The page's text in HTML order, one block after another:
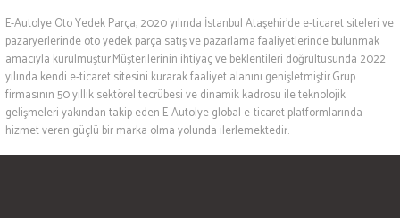
E-Autolye Oto Yedek Parça, 2020 yılında İstanbul Ataşehir’de e-ticaret siteleri ve
pazaryerlerinde oto yedek parça satış ve pazarlama faaliyetlerinde bulunmak
amacıyla kurulmuştur.Müşterilerinin ihtiyaç ve beklentileri doğrultusunda 2022
yılında kendi e-ticaret sitesini kurarak faaliyet alanını genişletmiştir.Grup
firmasının 50 yıllık sektörel tecrübesi ve dinamik kadrosu ile teknolojik
gelişmeleri yakından takip eden E-Autolye global e-ticaret platformlarında
hizmet veren güçlü bir marka olma yolunda ilerlemektedir.